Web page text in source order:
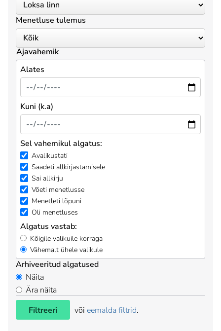
Menetluse tulemus
Ajavahemik
Alates
Kuni (k.a)
Sel vahemikul algatus:
Avalikustati
Saadeti allkirjastamisele
Sai allkirju
Võeti menetlusse
Menetleti lõpuni
Oli menetluses
Algatus vastab:
Kõigile valikuile korraga
Vähemalt ühele valikule
Arhiveeritud algatused
Näita
Ära näita
Filtreeri
või eemalda filtrid.